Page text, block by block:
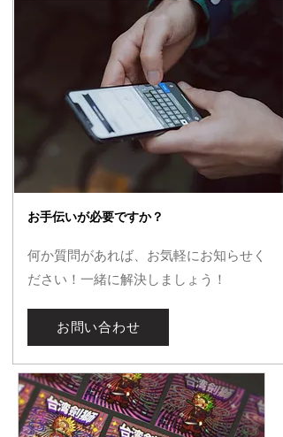
お手伝いが必要ですか？
何か質問があれば、お気軽にお知らせく
ださい！一緒に解決しましょう！
お問い合わせ